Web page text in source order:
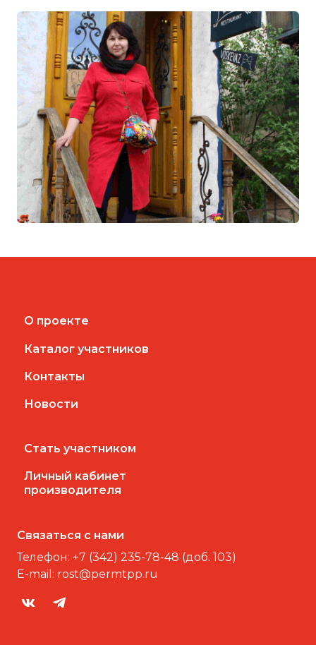
О проекте
Каталог участников
Контакты
Новости
Стать участником
Личный кабинет
производителя
Связаться с нами
Телефон: +7 (342) 235-78-48 (доб. 103)
E-mail: rost@permtpp.ru